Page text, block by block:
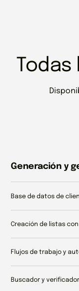
Generación y
Base de datos de
Creación de listas con
Flujos de trabajo y
Buscador y